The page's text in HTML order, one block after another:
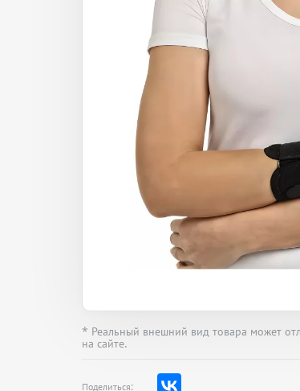
* Реальный внешний вид товара может
на сайте.
Поделиться: